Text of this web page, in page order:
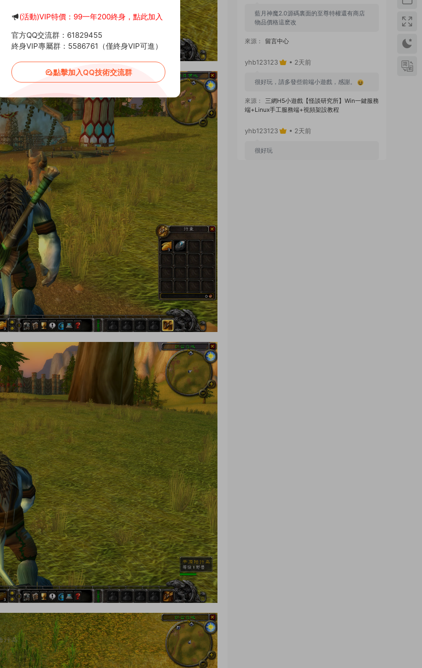
藍月神魔2.0源碼裏面的至尊特權還有商店
物品價格這麽改
來源： 留言中心
yhb123123 • 2天前
很好玩，請多發些前端小遊戲，感謝。
來源：
三網H5小遊戲【怪談研究所】Win一鍵服務
端+Linux手工服務端+視頻架設教程
yhb123123 • 2天前
很好玩
(活動)VIP特價：99一年200終身，點此加入
官方QQ交流群：61829455
終身VIP專屬群：5586761（僅終身VIP可進）
點擊加入QQ技術交流群